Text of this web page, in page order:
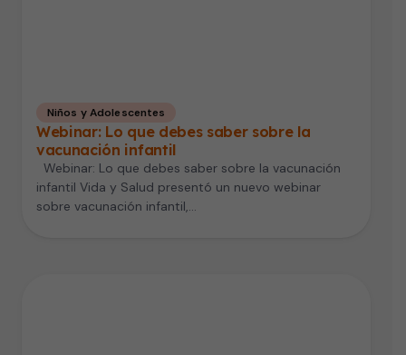
Niños y Adolescentes
Webinar: Lo que debes saber sobre la
vacunación infantil
Webinar: Lo que debes saber sobre la vacunación
infantil Vida y Salud presentó un nuevo webinar
sobre vacunación infantil,…